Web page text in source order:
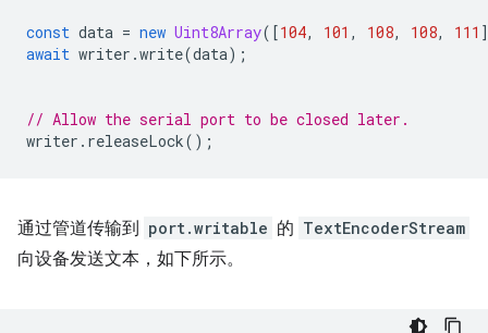
const data = new Uint8Array([104, 101 , 108, 108, 111
await writer .write(data);
// Allow the serial port to be closed later.
writer . releaseLock();
通过管道传输到 port.writable 的 TextEncoderStream
向设备发送文本，如下所示。